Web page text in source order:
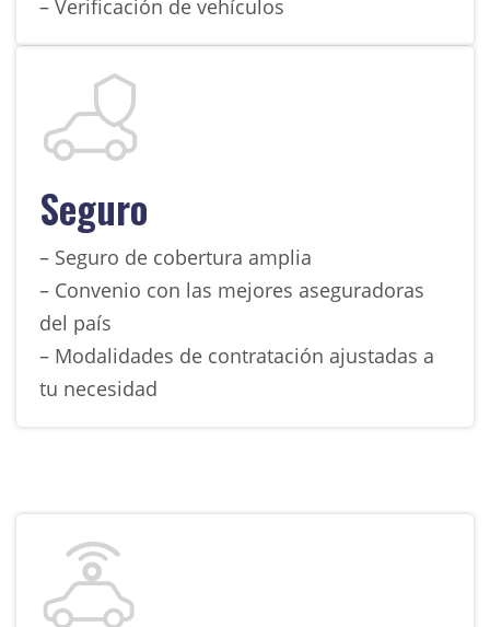
– Verificación de vehículos
Seguro
– Seguro de cobertura amplia
– Convenio con las mejores aseguradoras
del país
– Modalidades de contratación ajustadas a
tu necesidad